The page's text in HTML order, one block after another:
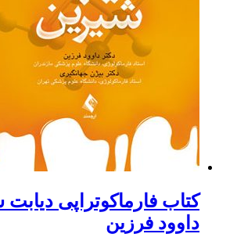
کتاب فارماکوتراپی دیابت
داوود فرزین